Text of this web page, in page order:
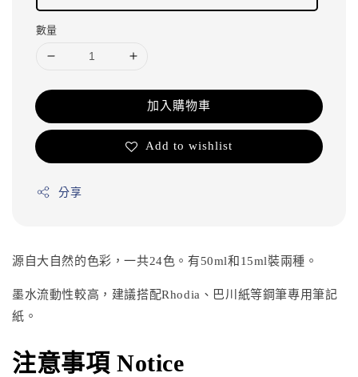
數量
加入購物車
Add to wishlist
分享
源自大自然的色彩，一共24色。有50ml和15ml裝兩種。
墨水流動性較高，建議搭配Rhodia、巴川紙等鋼筆專用筆記
紙。
注意事項 Notice